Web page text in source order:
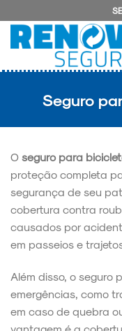
to
content
Seguro
O seguro para
proteção completa
segurança de seu
cobertura contra
causados por
em passeios e
Além disso, o seguro
emergências, como
em caso de quebra